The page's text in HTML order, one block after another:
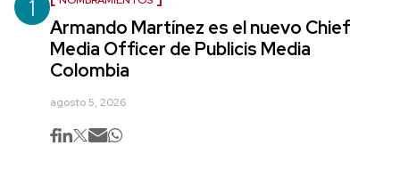
1
Armando Martínez es el nuevo Chief
Media Officer de Publicis Media
Colombia
agosto 5, 2026